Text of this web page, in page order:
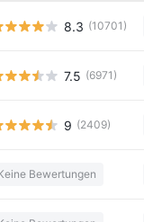
8.3 (10701)
7.5 (6971)
9 (2409)
Bewertungen